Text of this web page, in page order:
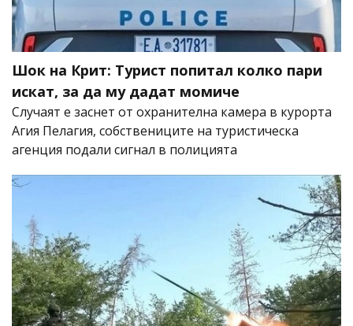
Шок на Крит: Турист попитал колко пари
искат, за да му дадат момиче
Случаят е заснет от охранителна камера в курорта
Агия Пелагия, собствениците на туристическа
агенция подали сигнал в полицията